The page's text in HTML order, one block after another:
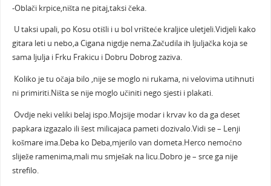
-Oblači krpice,ništa ne pitaj,taksi čeka.
U taksi upali, po Kosu otišli i u bol vrišteće kraljice uletjeli.Vidjeli kako
gitara leti u nebo,a Cigana nigdje nema.Začudila ih ljuljačka koja se
sama ljulja i Frku Frakicu i Dobru Dobrog zaziva.
Koliko je tu očaja bilo ,nije se moglo ni rukama, ni velovima utihnuti
ni primiriti.Ništa se nije moglo učiniti nego sjesti i plakati.
Ovdje neki veliki belaj ispo.Mojsije modar i krvav ko da ga deset
papkara izgazalo ili šest milicajaca pameti dozivalo.Vidi se – Lenji
košmare ima.Deba ko Deba,mjerilo van dometa.Herco nemoćno
sliježe ramenima,mali mu smješak na licu.Dobro je – srce ga nije
strefilo.